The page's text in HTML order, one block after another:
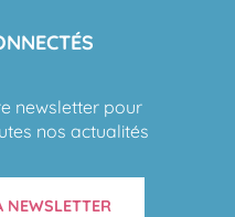
newsletter pour
nos actualités
NEWSLETTER